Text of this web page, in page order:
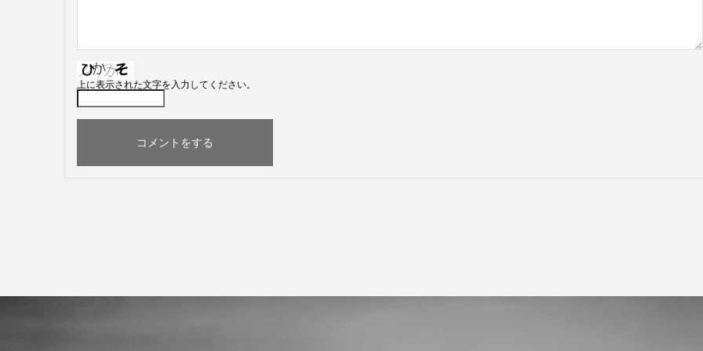
上に表示された文字を入力してください。